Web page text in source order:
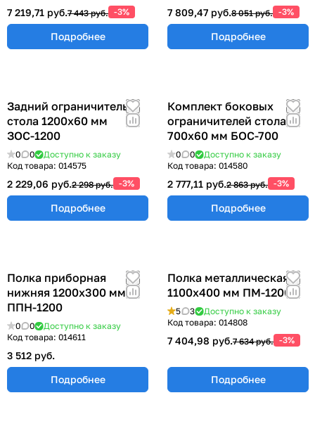
7 219,71 руб.7 443 руб. -3%
Подробнее
7 809,47 руб.8 051 руб. -3%
Подробнее
Задний ограничитель
стола 1200х60 мм
ЗОС-1200
0 0
Доступно к заказу
Код товара: 014575
2 229,06 руб.2 298 руб. -3%
Подробнее
Комплект боковых
ограничителей стола
700х60 мм БОС-700
0 0
Доступно к заказу
Код товара: 014580
2 777,11 руб.2 863 руб. -3%
Подробнее
Полка приборная
нижняя 1200х300 мм
ППН-1200
0 0
Доступно к заказу
Код товара: 014611
3 512 руб.
Подробнее
Полка металлическая
1100х400 мм ПМ-1200
5 3
Доступно к заказу
Код товара: 014808
7 404,98 руб.7 634 руб. -3%
Подробнее